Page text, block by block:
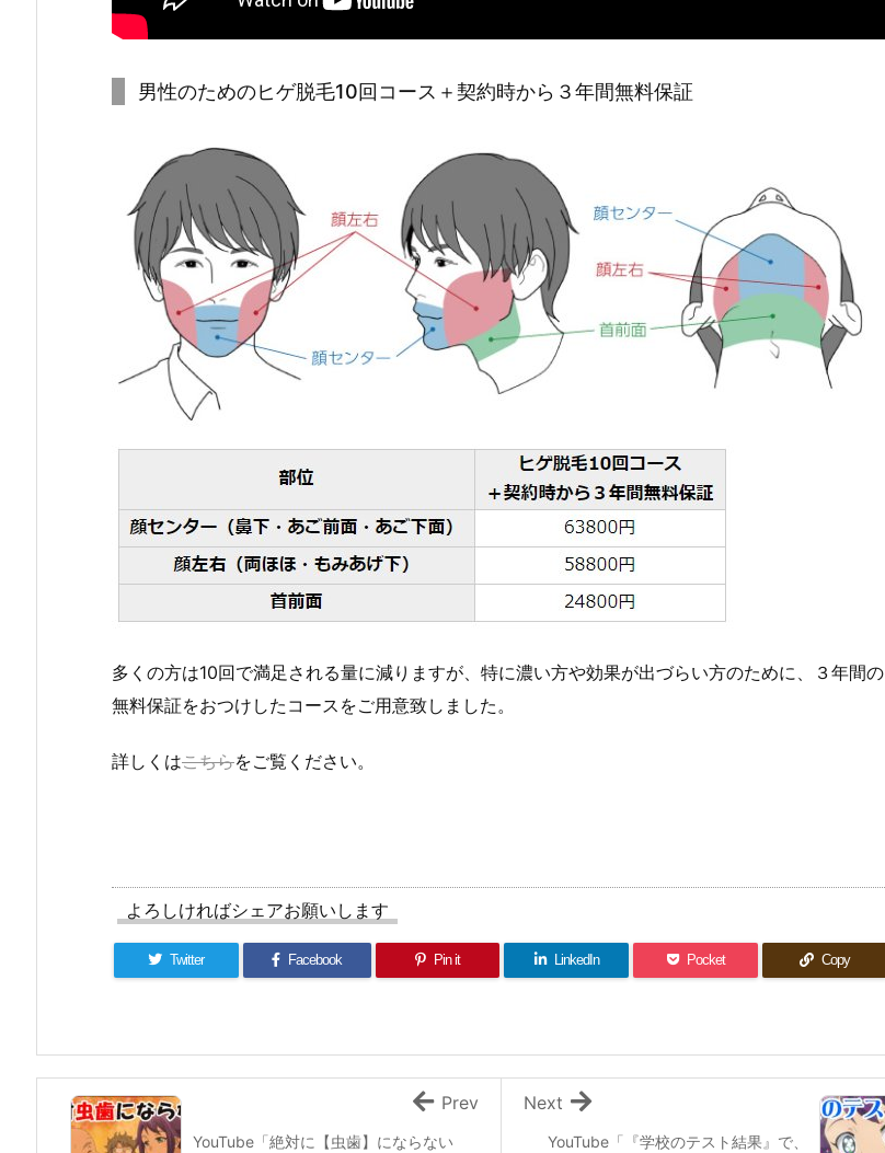
男性のためのヒゲ脱毛10回コース＋契約時から３年間無料保証
多くの方は10回で満足される量に減りますが、特に濃い方や効果が出づらい方のために、３年間の
無料保証をおつけしたコースをご用意致しました。
詳しくはこちらをご覧ください。
よろしければシェアお願いします
Twitter Facebook Pin it LinkedIn Pocket Copy
YouTube「『学校のテスト結果』で、
Next
YouTube「絶対に【虫歯】にならない
Prev